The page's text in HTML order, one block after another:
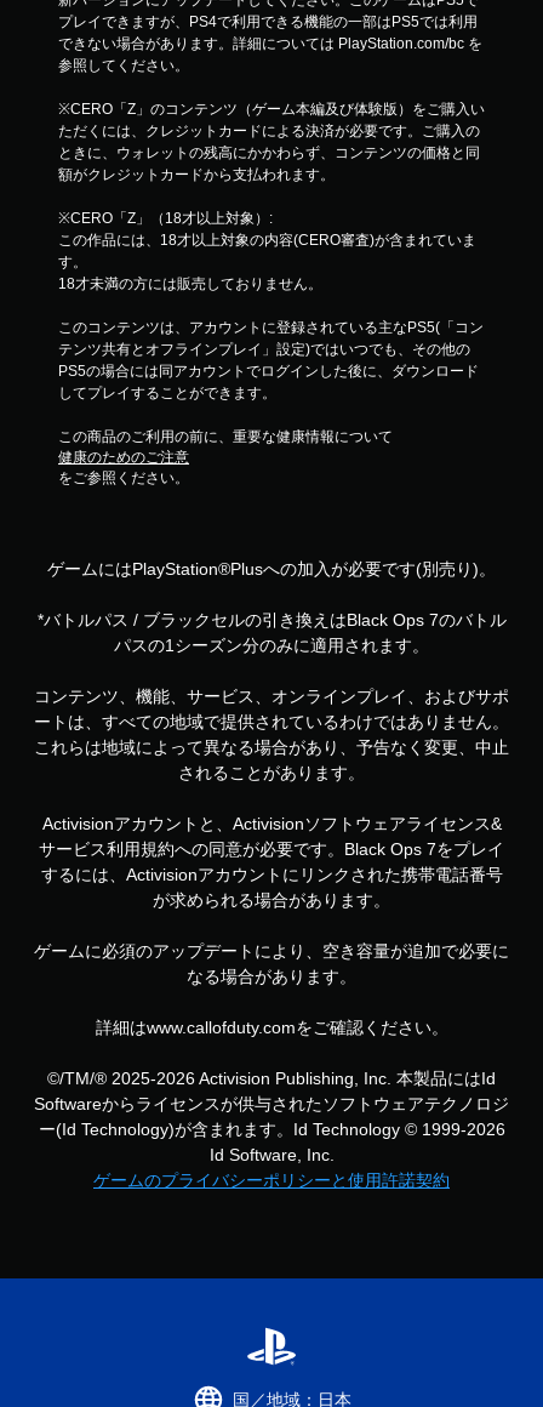
プレイできますが、PS4で利用できる機能の一部はPS5では利用
できない場合があります。詳細については PlayStation.com/bc を
参照してください。
※CERO「Z」のコンテンツ（ゲーム本編及び体験版）をご購入い
ただくには、クレジットカードによる決済が必要です。ご購入の
ときに、ウォレットの残高にかかわらず、コンテンツの価格と同
額がクレジットカードから支払われます。
※CERO「Z」（18才以上対象）:
この作品には、18才以上対象の内容(CERO審査)が含まれていま
す。
18才未満の方には販売しておりません。
このコンテンツは、アカウントに登録されている主なPS5(「コン
テンツ共有とオフラインプレイ」設定)ではいつでも、その他の
PS5の場合には同アカウントでログインした後に、ダウンロード
してプレイすることができます。
この商品のご利用の前に、重要な健康情報について
健康のためのご注意
をご参照ください。
ゲームにはPlayStation®Plusへの加入が必要です(別売り)。
*バトルパス / ブラックセルの引き換えはBlack Ops 7のバトル
パスの1シーズン分のみに適用されます。
コンテンツ、機能、サービス、オンラインプレイ、およびサポ
ートは、すべての地域で提供されているわけではありません。
これらは地域によって異なる場合があり、予告なく変更、中止
されることがあります。
Activisionアカウントと、Activisionソフトウェアライセンス&
サービス利用規約への同意が必要です。Black Ops 7をプレイ
するには、Activisionアカウントにリンクされた携帯電話番号
が求められる場合があります。
ゲームに必須のアップデートにより、空き容量が追加で必要に
なる場合があります。
詳細はwww.callofduty.comをご確認ください。
©/TM/® 2025-2026 Activision Publishing, Inc. 本製品にはId
Softwareからライセンスが供与されたソフトウェアテクノロジ
ー(Id Technology)が含まれます。Id Technology © 1999-2026
Id Software, Inc.
ゲームのプライバシーポリシーと使用許諾契約
国／地域：日本